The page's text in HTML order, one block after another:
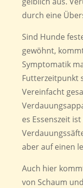
durch eine
Sind Hunde
gewöhnt,
Symptomatik
Futterzeitpunkt
Vereinfacht
es Essenszeit
aber auf einen
Auch hier
von Schaum